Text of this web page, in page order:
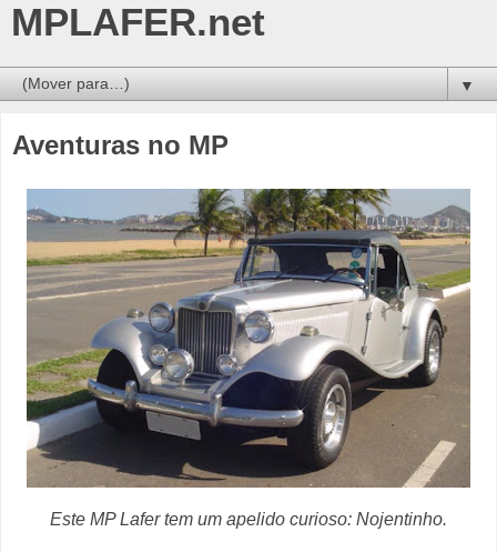
MPLAFER.net
▼
Aventuras no MP
Este MP Lafer tem um apelido curioso: Nojentinho.